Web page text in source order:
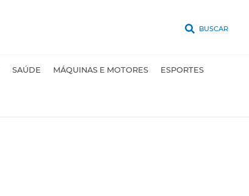
BUSCAR
SAÚDE MÁQUINAS E MOTORES ESPORTES